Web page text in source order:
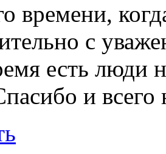
времени,
с
есть люди
и